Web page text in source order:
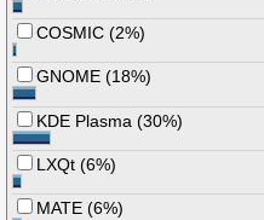
COSMIC (2%)
GNOME (18%)
KDE Plasma (30%)
LXQt (6%)
MATE (6%)